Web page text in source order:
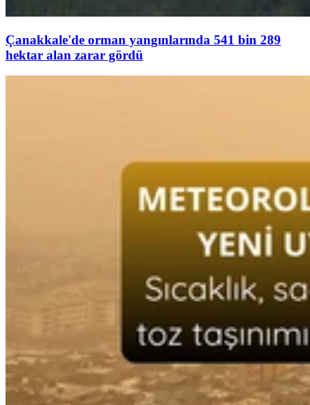
Çanakkale'de orman yangınlarında 541 bin 289
hektar alan zarar gördü